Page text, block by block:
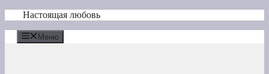
Перейти
содержимому
Настоящая любовь
Меню